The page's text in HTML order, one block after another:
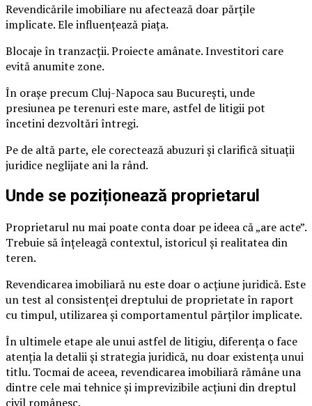
Revendicările imobiliare nu afectează doar părțile
implicate. Ele influențează piața.
Blocaje în tranzacții. Proiecte amânate. Investitori care
evită anumite zone.
În orașe precum Cluj-Napoca sau București, unde
presiunea pe terenuri este mare, astfel de litigii pot
încetini dezvoltări întregi.
Pe de altă parte, ele corectează abuzuri și clarifică situații
juridice neglijate ani la rând.
Unde se poziționează proprietarul
Proprietarul nu mai poate conta doar pe ideea că „are acte”.
Trebuie să înțeleagă contextul, istoricul și realitatea din
teren.
Revendicarea imobiliară nu este doar o acțiune juridică. Este
un test al consistenței dreptului de proprietate în raport
cu timpul, utilizarea și comportamentul părților implicate.
În ultimele etape ale unui astfel de litigiu, diferența o face
atenția la detalii și strategia juridică, nu doar existența unui
titlu. Tocmai de aceea, revendicarea imobiliară rămâne una
dintre cele mai tehnice și imprevizibile acțiuni din dreptul
civil românesc.